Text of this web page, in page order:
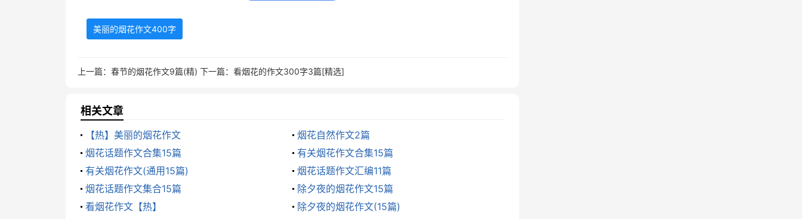
拉着爸爸妈妈一起来到广场。这时，广场上早已人山人海，大家都焦急地等待着那激动人心的时刻
花飞向天空，一会儿炸开了，如同天女散花，用星星点点装扮着天空。烟花越来越多，有的'像银
龙飞舞，有的象火箭冲天，有的像满天繁星，有的像……真是数不胜数啊！政府大楼倒映在漫天的
烟花下，像一座美丽的水晶大楼，漂亮极了。眼前的景象让围观的人群发出一次又一次的欢呼。
回到家里，躺在床上，我久久不能入睡。绚烂的烟花已经成为过去，我想政府花这么大的代价
要举行这次烟花晚会，一定是要在新年的开始就把祝福送给全镇的人民，希望全镇人民都有一个美
美丽的烟花作文400字
上一篇： 春节的烟花作文9篇(精) 下一篇： 看烟花的作文300字3篇[精选]
相关文章
【热】美丽的烟花作文
烟花自然作文2篇
烟花话题作文合集15篇
有关烟花作文合集15篇
有关烟花作文(通用15篇)
烟花话题作文汇编11篇
烟花话题作文集合15篇
除夕夜的烟花作文15篇
看烟花作文【热】
除夕夜的烟花作文(15篇)